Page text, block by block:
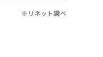
※リネット調べ